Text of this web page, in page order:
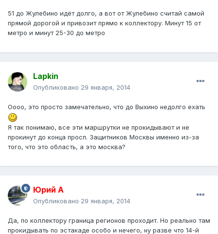
51 до Жулебино идёт долго, а вот от Жулебино считай самой
прямой дорогой и привозит прямо к коллектору. Минут 15 от
метро и минут 25-30 до метро
Lapkin
Опубликовано 29 января, 2014
Оооо, это просто замечательно, что до Выхино недолго ехать
Я так понимаю, все эти маршрутки не прокидывают и не
прокинут до конца просп. Защитников Москвы именно из-за
того, что это область, а это москва?
Юрий А
Опубликовано 29 января, 2014
Да, по коллектору граница регионов проходит. Но реально там
прокидывать по эстакаде особо и нечего, ну разве что 14-й